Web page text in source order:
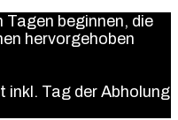
beginnen, die
hervorgehoben
inkl. Tag der Abholung